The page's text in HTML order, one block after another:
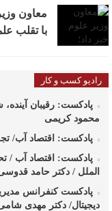
معاون
با تقلب
رادیو کسب و کار
پادکست: رقیبان
محمود کریمی
پادکست: اقتصاد آب/
پادکست: اقتصاد آب /
الملل / دکتر حامد
پادکست کنفرانس
دیجیتال/ دکتر مهدی